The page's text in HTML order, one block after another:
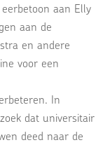
aan Elly
aan de
en andere
voor een
In
dat universitair
deed naar de